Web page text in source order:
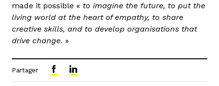
made it possible « to imagine the future, to put the
living world at the heart of empathy, to share
creative skills, and to develop organisations that
drive change. »
Partager